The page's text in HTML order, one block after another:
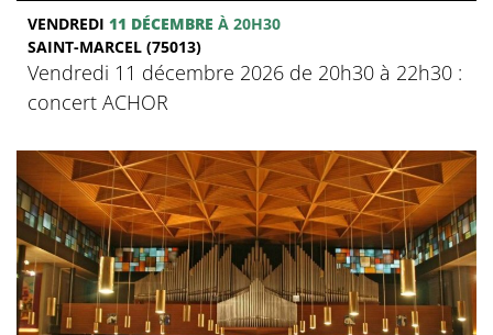
VENDREDI 11 DÉCEMBRE À 20H30
SAINT-MARCEL (75013)
Vendredi 11 décembre 2026 de 20h30 à 22h30 :
concert ACHOR